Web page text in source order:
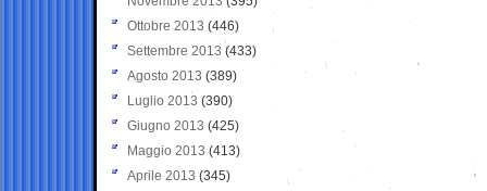
Ottobre 2013 (446)
Settembre 2013 (433)
Agosto 2013 (389)
Luglio 2013 (390)
Giugno 2013 (425)
Maggio 2013 (413)
Aprile 2013 (345)